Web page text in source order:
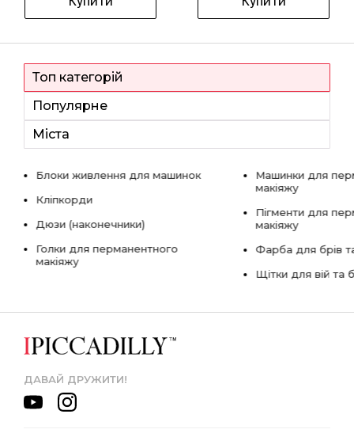
Топ категорій
Популярне
Міста
Блоки живлення для машинок
Кліпкорди
Дюзи (наконечники)
Голки для перманентного
макіяжу
Машинки для
макіяжу
Пігменти для
макіяжу
Фарба для брів
Щітки для вій та
ДАВАЙ ДРУЖИТИ!